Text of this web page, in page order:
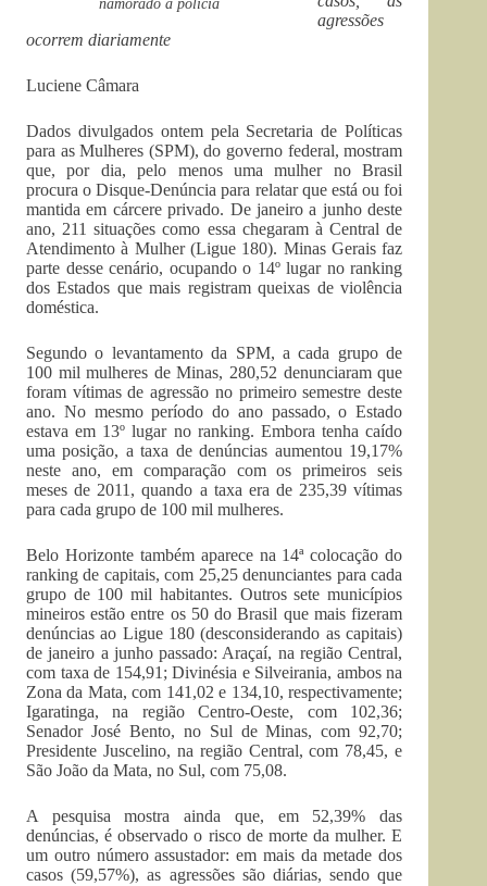
agressões
ocorrem diariamente
Luciene Câmara
Dados divulgados ontem pela Secretaria de Políticas
para as Mulheres (SPM), do governo federal, mostram
que, por dia, pelo menos uma mulher no Brasil
procura o Disque-Denúncia para relatar que está ou foi
mantida em cárcere privado. De janeiro a junho deste
ano, 211 situações como essa chegaram à Central de
Atendimento à Mulher (Ligue 180). Minas Gerais faz
parte desse cenário, ocupando o 14º lugar no ranking
dos Estados que mais registram queixas de violência
doméstica.
Segundo o levantamento da SPM, a cada grupo de
100 mil mulheres de Minas, 280,52 denunciaram que
foram vítimas de agressão no primeiro semestre deste
ano. No mesmo período do ano passado, o Estado
estava em 13º lugar no ranking. Embora tenha caído
uma posição, a taxa de denúncias aumentou 19,17%
neste ano, em comparação com os primeiros seis
meses de 2011, quando a taxa era de 235,39 vítimas
para cada grupo de 100 mil mulheres.
Belo Horizonte também aparece na 14ª colocação do
ranking de capitais, com 25,25 denunciantes para cada
grupo de 100 mil habitantes. Outros sete municípios
mineiros estão entre os 50 do Brasil que mais fizeram
denúncias ao Ligue 180 (desconsiderando as capitais)
de janeiro a junho passado: Araçaí, na região Central,
com taxa de 154,91; Divinésia e Silveirania, ambos na
Zona da Mata, com 141,02 e 134,10, respectivamente;
Igaratinga, na região Centro-Oeste, com 102,36;
Senador José Bento, no Sul de Minas, com 92,70;
Presidente Juscelino, na região Central, com 78,45, e
São João da Mata, no Sul, com 75,08.
A pesquisa mostra ainda que, em 52,39% das
denúncias, é observado o risco de morte da mulher. E
um outro número assustador: em mais da metade dos
casos (59,57%), as agressões são diárias, sendo que